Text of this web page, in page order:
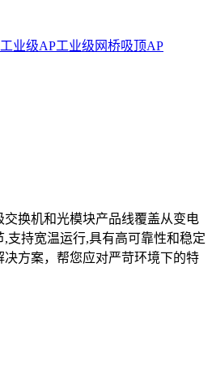
业级AP工业级网桥吸顶AP
交换机和光模块产品线覆盖从变电
支持宽温运行,具有高可靠性和稳定
决方案，帮您应对严苛环境下的特